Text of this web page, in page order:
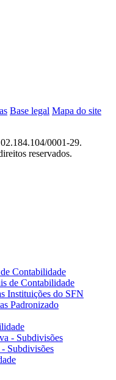
Base legal Mapa do site
0001-29.
reservados.
Contabilidade
de Contabilidade
Instituições do SFN
Padronizado
- Subdivisões
Subdivisões